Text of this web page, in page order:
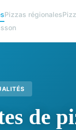
Pizzas régionales
de